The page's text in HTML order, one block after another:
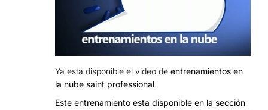
Ya esta disponible el video de entrenamientos en
la nube saint professional.
Este entrenamiento esta disponible en la sección